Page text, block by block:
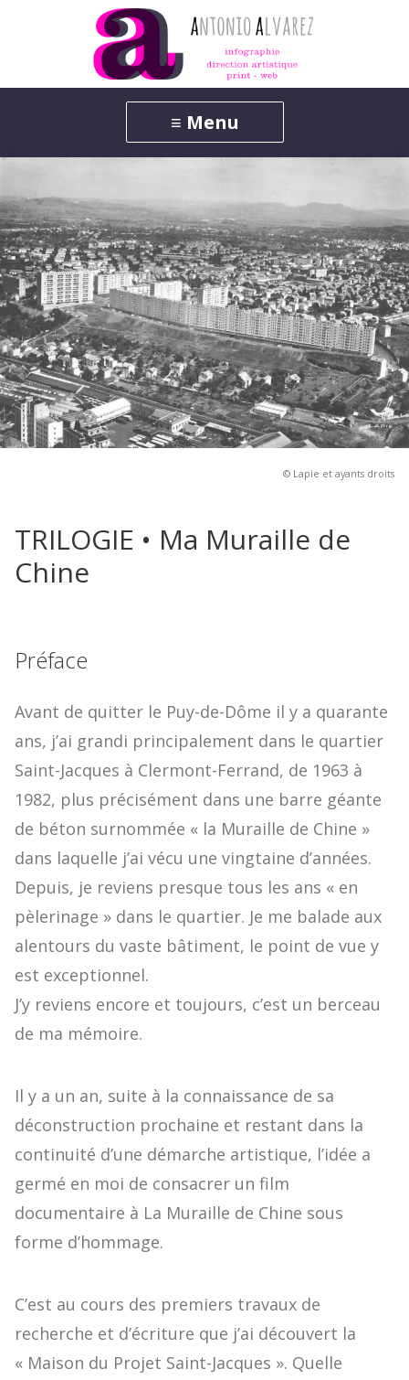
© Lapie et ayants droits
TRILOGIE • Ma Muraille de
Chine
Préface
Avant de quitter le Puy-de-Dôme il y a quarante
ans, j’ai grandi principalement dans le quartier
Saint-Jacques à Clermont-Ferrand, de 1963 à
1982, plus précisément dans une barre géante
de béton surnommée « la Muraille de Chine »
dans laquelle j’ai vécu une vingtaine d’années.
Depuis, je reviens presque tous les ans « en
pèlerinage » dans le quartier. Je me balade aux
alentours du vaste bâtiment, le point de vue y
est exceptionnel.
J’y reviens encore et toujours, c’est un berceau
de ma mémoire.
Il y a un an, suite à la connaissance de sa
déconstruction prochaine et restant dans la
continuité d’une démarche artistique, l’idée a
germé en moi de consacrer un film
documentaire à La Muraille de Chine sous
forme d’hommage.
C’est au cours des premiers travaux de
recherche et d’écriture que j’ai découvert la
« Maison du Projet Saint-Jacques ». Quelle